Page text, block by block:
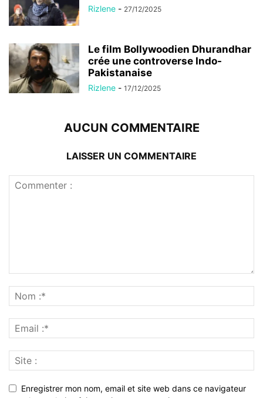
Rizlene - 27/12/2025
Le film Bollywoodien Dhurandhar
crée une controverse Indo-
Pakistanaise
Rizlene - 17/12/2025
AUCUN COMMENTAIRE
LAISSER UN COMMENTAIRE
Enregistrer mon nom, email et site web dans ce navigateur